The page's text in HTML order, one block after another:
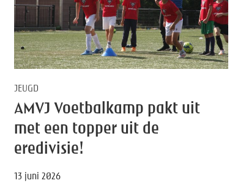
JEUGD
AMVJ Voetbalkamp pakt uit
met een topper uit de
eredivisie!
13 juni 2026